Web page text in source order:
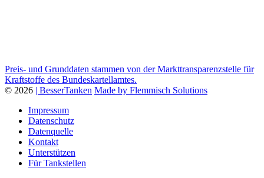
Preis- und Grunddaten stammen von der Markttransparenzstelle für
Kraftstoffe des Bundeskartellamtes.
© 2026 | BesserTanken Made by Flemmisch Solutions
Impressum
Datenschutz
Datenquelle
Kontakt
Unterstützen
Für Tankstellen